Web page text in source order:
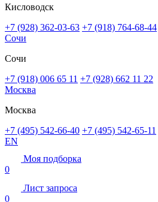
Кисловодск
+7 (928) 362-03-63 +7 (918) 764-68-44
Сочи
Сочи
+7 (918) 006 65 11 +7 (928) 662 11 22
Москва
Москва
+7 (495) 542-66-40 +7 (495) 542-65-11
EN
Моя подборка
0
Лист запроса
0